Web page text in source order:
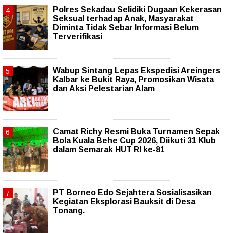
Polres Sekadau Selidiki Dugaan Kekerasan
Seksual terhadap Anak, Masyarakat
Diminta Tidak Sebar Informasi Belum
Terverifikasi
Wabup Sintang Lepas Ekspedisi Areingers
Kalbar ke Bukit Raya, Promosikan Wisata
dan Aksi Pelestarian Alam
Camat Richy Resmi Buka Turnamen Sepak
Bola Kuala Behe Cup 2026, Diikuti 31 Klub
dalam Semarak HUT RI ke-81
PT Borneo Edo Sejahtera Sosialisasikan
Kegiatan Eksplorasi Bauksit di Desa
Tonang.